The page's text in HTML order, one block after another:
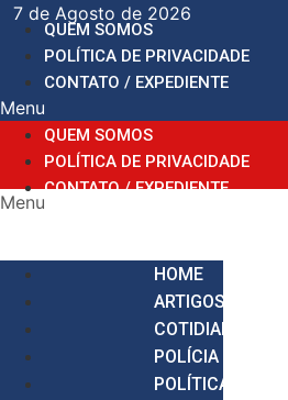
para
conteúdo
7 de Agosto de 2026
QUEM SOMOS
POLÍTICA DE PRIVACIDADE
CONTATO / EXPEDIENTE
Menu
QUEM SOMOS
POLÍTICA DE PRIVACIDADE
CONTATO / EXPEDIENTE
Menu
HOME
ARTIGOS
COTIDIANO
POLÍCIA
POLÍTICA